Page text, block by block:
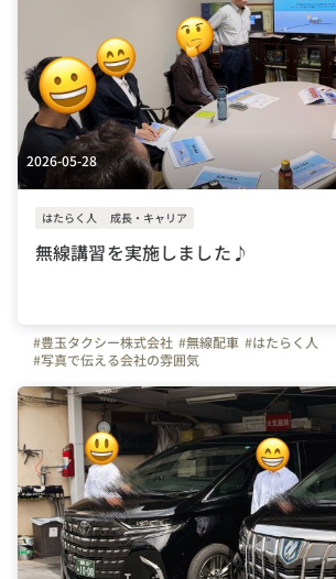
2026-05-28
はたらく人 成長・キャリア
無線講習を実施しました♪
#豊玉タクシー株式会社 #無線配車 #はたらく人
#写真で伝える会社の雰囲気